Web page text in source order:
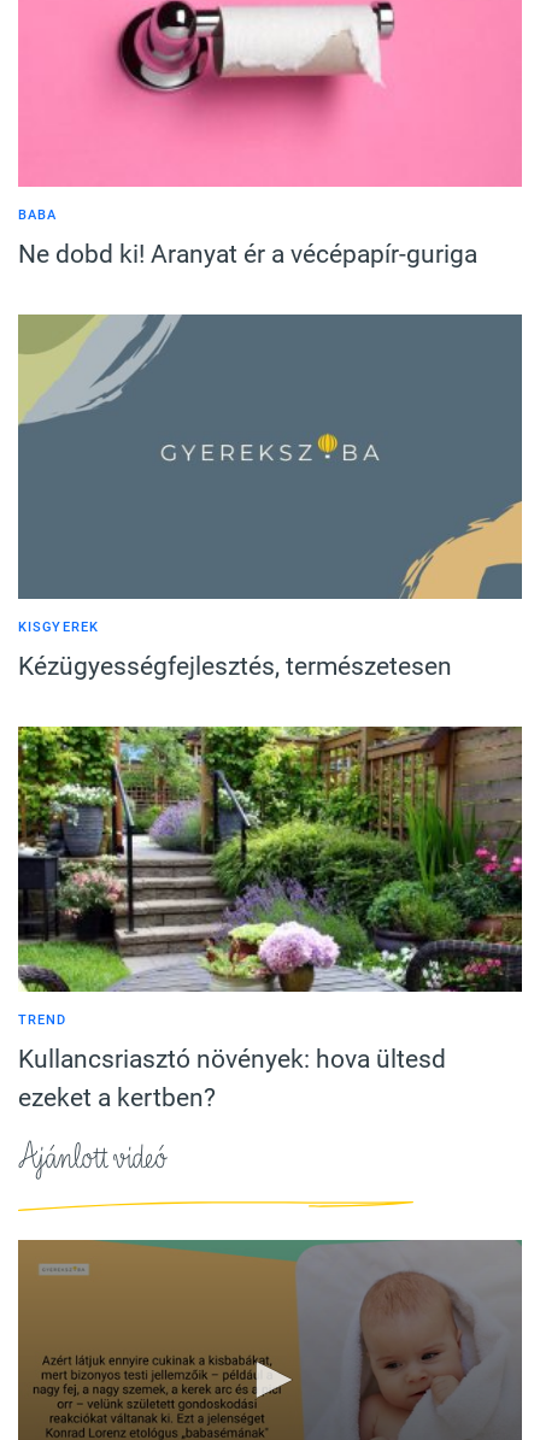
BABA
Ne dobd ki! Aranyat ér a vécépapír-guriga
KISGYEREK
Kézügyességfejlesztés, természetesen
TREND
Kullancsriasztó növények: hova ültesd
ezeket a kertben?
Ajánlott videó